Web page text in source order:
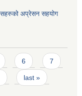
अप्रेसन सहयोग
6 7
last »